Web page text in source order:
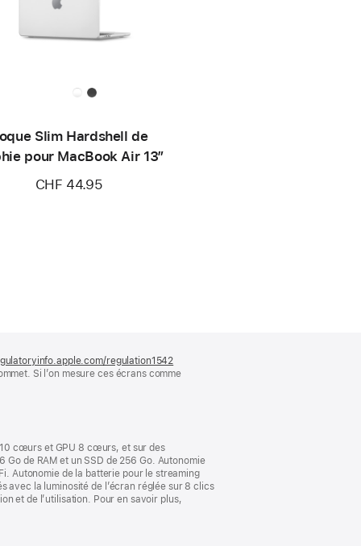
Slim Hardshell de
pour MacBook Air 13″
CHF 44.95
regulation1542
dans
Si l’on mesure ces écrans comme
10 cœurs et GPU 8 cœurs, et sur des
de RAM et un SSD de 256 Go. Autonomie
Autonomie de la batterie pour le streaming
avec la luminosité de l’écran réglée sur 8 clics
et de l’utilisation. Pour en savoir plus,